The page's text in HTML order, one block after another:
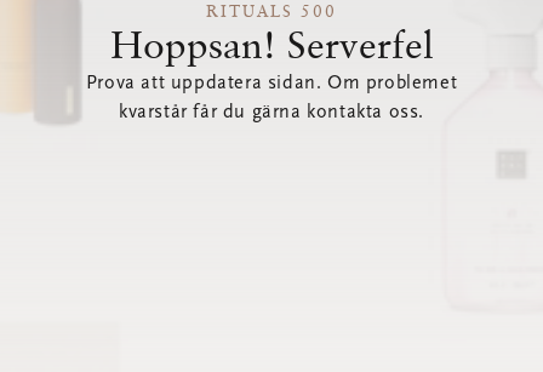
RITUALS 500
Hoppsan! Serverfel
Prova att uppdatera sidan. Om problemet
kvarstår får du gärna kontakta oss.